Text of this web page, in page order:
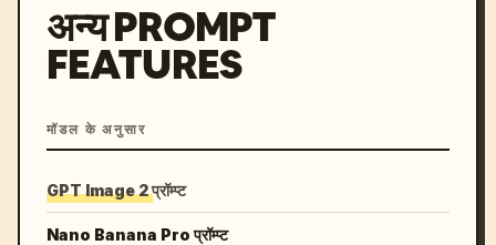
अन्य PROMPT
FEATURES
मॉडल के अनुसार
GPT Image 2 प्रॉम्प्ट
Nano Banana Pro प्रॉम्प्ट